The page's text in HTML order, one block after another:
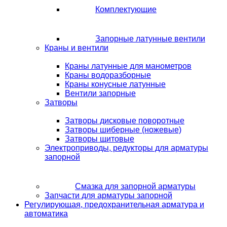
Комплектующие
Запорные латунные вентили
Краны и вентили
Краны латунные для манометров
Краны водоразборные
Краны конусные латунные
Вентили запорные
Затворы
Затворы дисковые поворотные
Затворы шиберные (ножевые)
Затворы щитовые
Электроприводы, редукторы для арматуры
запорной
Смазка для запорной арматуры
Запчасти для арматуры запорной
Регулирующая, предохранительная арматура и
автоматика